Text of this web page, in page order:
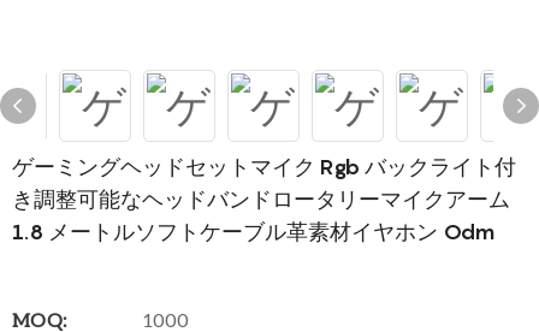
ゲーミングヘッドセットマイク Rgb バックライト付
き調整可能なヘッドバンドロータリーマイクアーム
1.8 メートルソフトケーブル革素材イヤホン Odm
MOQ:
1000